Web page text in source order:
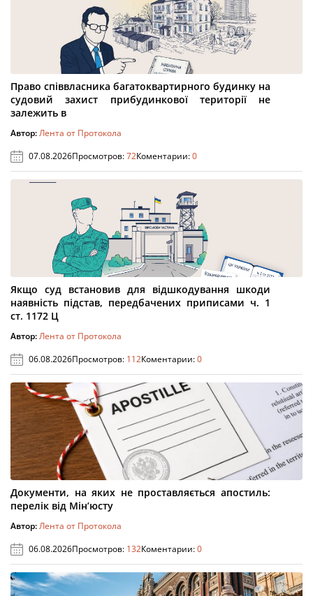
Право співвласника багатоквартирного будинку на
судовий захист прибудинкової території не
залежить в
Автор:Лента от Протокола
07.08.2026Просмотров:72Коментарии:0
Якщо суд встановив для відшкодування шкоди
наявність підстав, передбачених приписами ч. 1
ст. 1172 Ц
Автор:Лента от Протокола
06.08.2026Просмотров: 112Коментарии:0
Документи, на яких не проставляється апостиль:
перелік від Мін’юсту
Автор:Лента от Протокола
06.08.2026Просмотров: 132Коментарии:0